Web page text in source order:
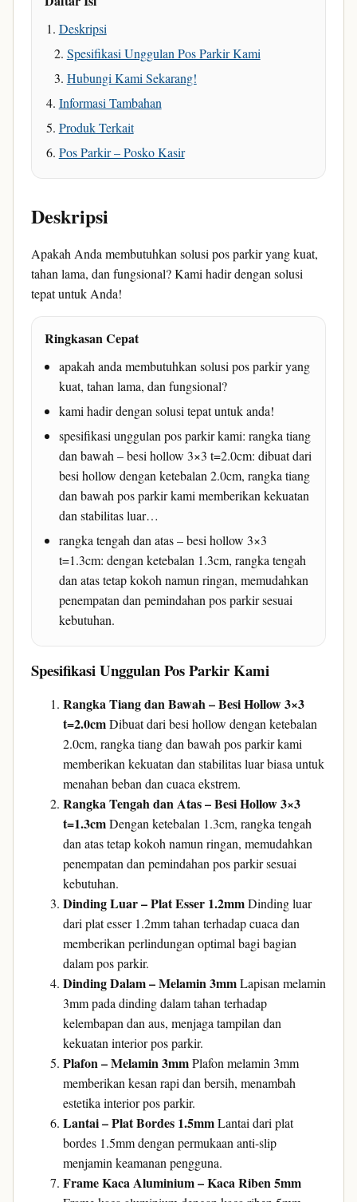
Deskripsi
Spesifikasi Unggulan Pos Parkir Kami
Hubungi Kami Sekarang!
Informasi Tambahan
Produk Terkait
Pos Parkir – Posko Kasir
Deskripsi
Apakah Anda membutuhkan solusi pos parkir yang kuat,
tahan lama, dan fungsional? Kami hadir dengan solusi
tepat untuk Anda!
Ringkasan Cepat
apakah anda membutuhkan solusi pos parkir yang
kuat, tahan lama, dan fungsional?
kami hadir dengan solusi tepat untuk anda!
spesifikasi unggulan pos parkir kami: rangka tiang
dan bawah – besi hollow 3×3 t=2.0cm: dibuat dari
besi hollow dengan ketebalan 2.0cm, rangka tiang
dan bawah pos parkir kami memberikan kekuatan
dan stabilitas luar…
rangka tengah dan atas – besi hollow 3×3
t=1.3cm: dengan ketebalan 1.3cm, rangka tengah
dan atas tetap kokoh namun ringan, memudahkan
penempatan dan pemindahan pos parkir sesuai
kebutuhan.
Spesifikasi Unggulan Pos Parkir Kami
Rangka Tiang dan Bawah – Besi Hollow 3×3
t=2.0cmDibuat dari besi hollow dengan ketebalan
2.0cm, rangka tiang dan bawah pos parkir kami
memberikan kekuatan dan stabilitas luar biasa untuk
menahan beban dan cuaca ekstrem.
Rangka Tengah dan Atas – Besi Hollow 3×3
t=1.3cmDengan ketebalan 1.3cm, rangka tengah
dan atas tetap kokoh namun ringan, memudahkan
penempatan dan pemindahan pos parkir sesuai
kebutuhan.
Dinding Luar – Plat Esser 1.2mmDinding luar
dari plat esser 1.2mm tahan terhadap cuaca dan
memberikan perlindungan optimal bagi bagian
dalam pos parkir.
Dinding Dalam – Melamin 3mmLapisan melamin
3mm pada dinding dalam tahan terhadap
kelembapan dan aus, menjaga tampilan dan
kekuatan interior pos parkir.
Plafon – Melamin 3mmPlafon melamin 3mm
memberikan kesan rapi dan bersih, menambah
estetika interior pos parkir.
Lantai – Plat Bordes 1.5mmLantai dari plat
bordes 1.5mm dengan permukaan anti-slip
menjamin keamanan pengguna.
Frame Kaca Aluminium – Kaca Riben 5mm